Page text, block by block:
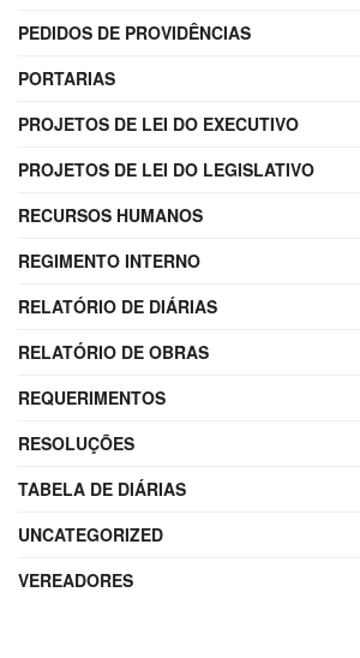
PEDIDOS DE PROVIDÊNCIAS
PORTARIAS
PROJETOS DE LEI DO EXECUTIVO
PROJETOS DE LEI DO LEGISLATIVO
RECURSOS HUMANOS
REGIMENTO INTERNO
RELATÓRIO DE DIÁRIAS
RELATÓRIO DE OBRAS
REQUERIMENTOS
RESOLUÇÕES
TABELA DE DIÁRIAS
UNCATEGORIZED
VEREADORES